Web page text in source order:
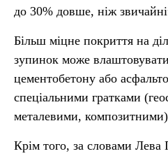
до 30% довше, ніж
Більш міцне покриття на
зупинок може
цементобетону або
спеціальними гратками
металевими,
Крім того, за словами Лева